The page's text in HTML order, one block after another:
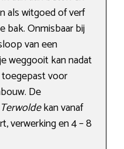
als witgoed of verf
bak. Onmisbaar bij
van een
weggooit kan nadat
voor
De
kan vanaf
verwerking en 4 – 8